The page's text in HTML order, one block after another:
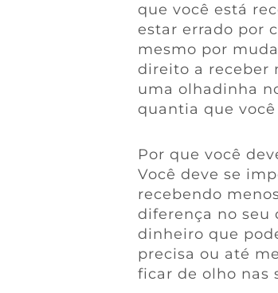
que você está
estar errado por
mesmo por
direito a receber
uma olhadinha
quantia que
Por que você
Você deve se
recebendo
diferença no seu
dinheiro que
precisa ou até
ficar de olho nas